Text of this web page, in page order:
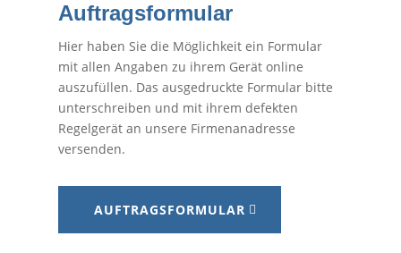
Auftragsformular
Hier haben Sie die Möglichkeit ein Formular
mit allen Angaben zu ihrem Gerät online
auszufüllen. Das ausgedruckte Formular bitte
unterschreiben und mit ihrem defekten
Regelgerät an unsere Firmenanadresse
versenden.
AUFTRAGSFORMULAR